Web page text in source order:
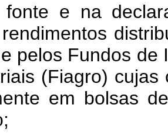
e na
pelos Fundos
(Fiagro)
em bolsas